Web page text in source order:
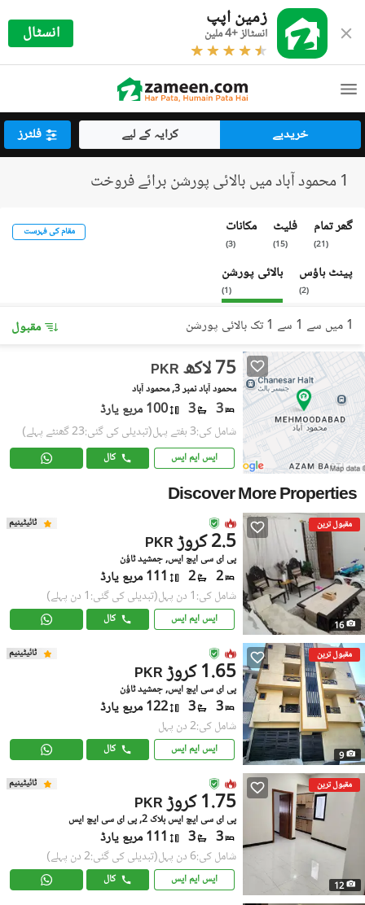
زمین اپپ
انسٹالز +4 ملین انسٹال
خریدیے کرایہ کے لیے فلٹرز
1 محمود آباد میں بالائی پورشن برائے فروخت
گھر تمام
(
21
)
فلیٹ
(
15
)
مکانات
(
3
)
پینٹ ہاؤس
(
2
)
بالائی پورشن
(
1
)
مقام کی فہرست
1 میں سے 1 سے 1 تک بالائی پورشن
مقبول
PKR
75 لاکھ
محمود آباد نمبر 3, محمود آباد
3
3 100 مربع یارڈ
شامل کی:3 ہفتے پہل (تبدیلی کی گئی:23 گھنٹے پہلے)
ایس ایم ایس کال
Discover More Properties
مقبول ترین
16
ٹائیٹینیم
PKR 2.5 کروڑ
پی ای سی ایچ ایس, جمشید ٹاؤن
2
2 111 مربع یارڈ
شامل کی:1 دن پہل (تبدیلی کی گئی:1 دن پہلے)
ایس ایم ایس کال
مقبول ترین
9
ٹائیٹینیم
PKR 1.65 کروڑ
پی ای سی ایچ ایس, جمشید ٹاؤن
3
3 122 مربع یارڈ
شامل کی:2 دن پہل
ایس ایم ایس کال
مقبول ترین
12
ٹائیٹینیم
PKR 1.75 کروڑ
پی ای سی ایچ ایس بلاک 2, پی ای سی ایچ ایس
3
3 111 مربع یارڈ
شامل کی:6 دن پہل (تبدیلی کی گئی:2 دن پہلے)
ایس ایم ایس کال